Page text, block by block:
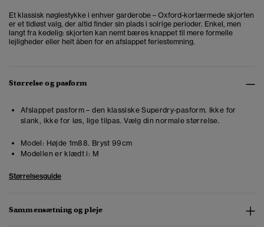
Et klassisk nøglestykke i enhver garderobe – Oxford-kortærmede skjorten
er et tidløst valg, der altid finder sin plads i solrige perioder. Enkel, men
langt fra kedelig: skjorten kan nemt bæres knappet til mere formelle
lejligheder eller helt åben for en afslappet feriestemning.
Størrelse og pasform
Afslappet pasform – den klassiske Superdry-pasform. Ikke for
slank, ikke for løs, lige tilpas. Vælg din normale størrelse.
Model: Højde 1m88. Bryst 99cm
Modellen er klædt i: M
Størrelsesguide
Sammensætning og pleje